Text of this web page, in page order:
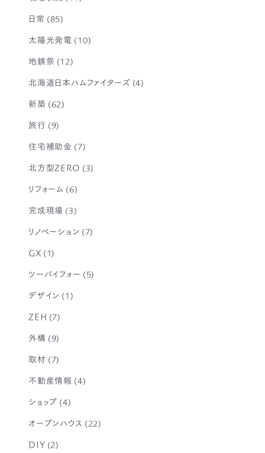
日常 (85)
太陽光発電 (10)
地鎮祭 (12)
北海道日本ハムファイターズ (4)
新築 (62)
旅行 (9)
住宅補助金 (7)
北方型ZERO (3)
リフォーム (6)
完成現場 (3)
リノベーション (7)
GX (1)
ツーバイフォー (5)
デザイン (1)
ZEH (7)
外構 (9)
取材 (7)
不動産情報 (4)
ショップ (4)
オープンハウス (22)
DIY (2)